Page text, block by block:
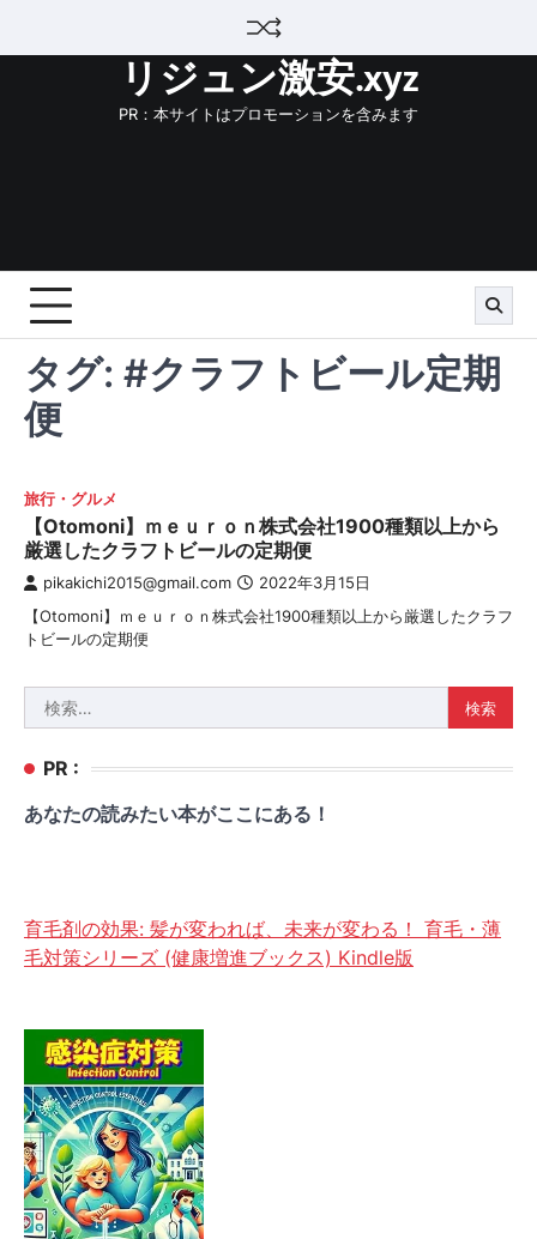
リジュン激安.xyz
PR：本サイトはプロモーションを含みます
タグ: #クラフトビール定期
便
旅行・グルメ
【Otomoni】ｍｅｕｒｏｎ株式会社1900種類以上から
厳選したクラフトビールの定期便
pikakichi2015@gmail.com 2022年3月15日
【Otomoni】ｍｅｕｒｏｎ株式会社1900種類以上から厳選したクラフ
トビールの定期便
索:
PR :
あなたの読みたい本がここにある！
育毛剤の効果: 髪が変われば、未来が変わる！ 育毛・薄
毛対策シリーズ (健康増進ブックス) Kindle版